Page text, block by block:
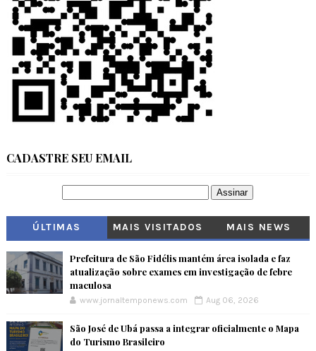
CADASTRE SEU EMAIL
ÚLTIMAS MAIS VISITADOS MAIS NEWS
Prefeitura de São Fidélis mantém área isolada e faz
atualização sobre exames em investigação de febre
maculosa
www.jornaltemponews.com Aug 06, 2026
São José de Ubá passa a integrar oficialmente o Mapa
do Turismo Brasileiro